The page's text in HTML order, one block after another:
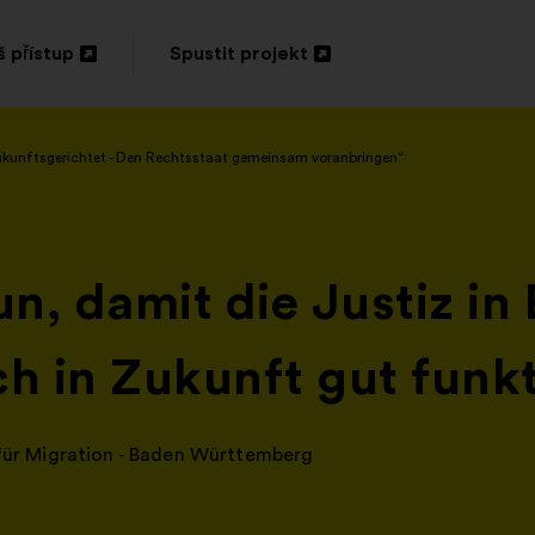
přístup
Spustit projekt
- Den Rechtsstaat gemeinsam voranbringen“
damit die Justiz in
in Zukunft gut
Migration - Baden Württemberg